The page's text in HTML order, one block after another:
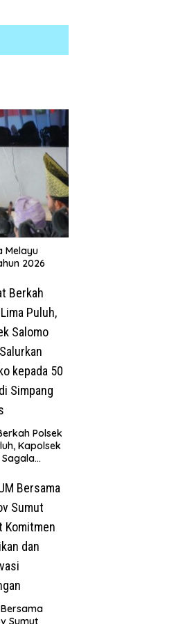
Bersama Pemprov
Perkuat Komitmen
dan Konservasi
Melayu
2026
Polsek
Kapolsek
Petani di
Gambus
Bersama
Sumut